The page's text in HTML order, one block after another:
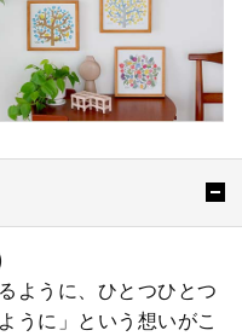
ように、ひとつひとつ
うに」という想いがこ